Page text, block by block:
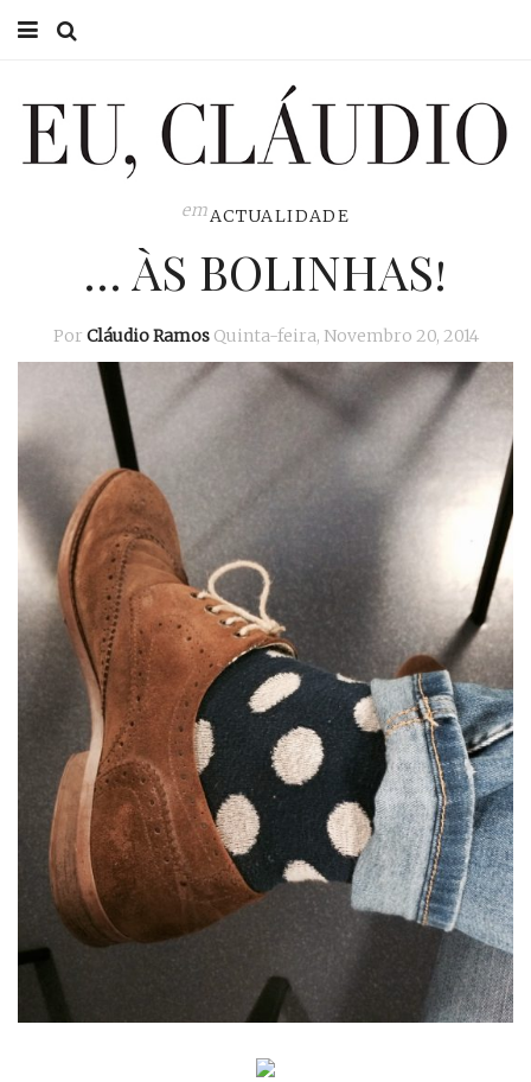
EU CLÁUDIO
ACTUALIDADE
emACTUALIDADE
… ÀS BOLINHAS!
Por Cláudio Ramos Quinta-feira, Novembro 20, 2014